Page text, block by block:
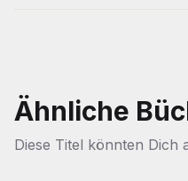
Ähnliche
Diese Titel könnten Dich